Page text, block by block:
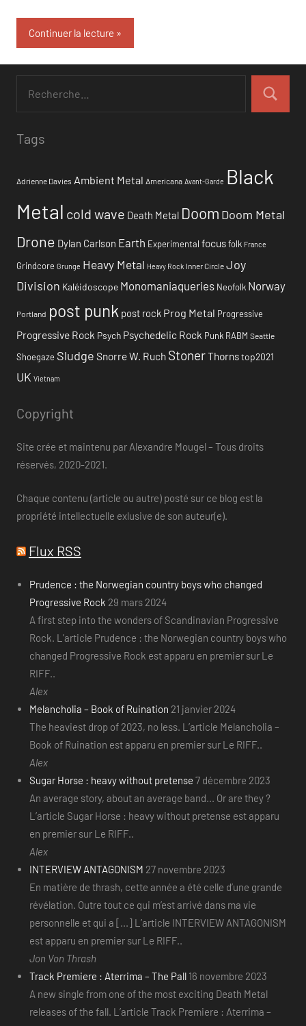
Continuer la lecture
Tags
Adrienne Davies Ambient Metal Americana Avant-Garde Black
Metal cold wave Death Metal Doom Doom Metal
Drone Dylan Carlson Earth Experimental focusfolk France
Grindcore Grunge Heavy Metal Heavy Rock Inner Circle Joy
Division Kaléidoscope Monomaniaqueries Neofolk Norway
Portland post punk post rock Prog Metal Progressive
Progressive Rock Psych Psychedelic Rock Punk RABM Seattle
Shoegaze Sludge Snorre W. Ruch StonerThornstop2021
UK Vietnam
Copyright
Site crée et maintenu par Alexandre Mougel – Tous droits
réservés, 2020-2021.
Chaque contenu (article ou autre) posté sur ce blog est la
propriété intellectuelle exlusive de son auteur(e).
Flux RSS
Prudence : the Norwegian country boys who changed
Progressive Rock 29 mars 2024
A first step into the wonders of Scandinavian Progressive
Rock. L’article Prudence : the Norwegian country boys who
changed Progressive Rock est apparu en premier sur Le
RIFF..
Alex
Melancholia – Book of Ruination 21 janvier 2024
The heaviest drop of 2023, no less. L’article Melancholia –
Book of Ruination est apparu en premier sur Le RIFF..
Alex
Sugar Horse : heavy without pretense 7 décembre 2023
An average story, about an average band... Or are they ?
L’article Sugar Horse : heavy without pretense est apparu
en premier sur Le RIFF..
Alex
INTERVIEW ANTAGONISM 27 novembre 2023
En matière de thrash, cette année a été celle d’une grande
révélation. Outre tout ce qui m’est arrivé dans ma vie
personnelle et qui a [...] L’article INTERVIEW ANTAGONISM
est apparu en premier sur Le RIFF..
Jon Von Thrash
Track Premiere : Aterrima – The Pall 16 novembre 2023
A new single from one of the most exciting Death Metal
releases of the fall. L’article Track Premiere : Aterrima –